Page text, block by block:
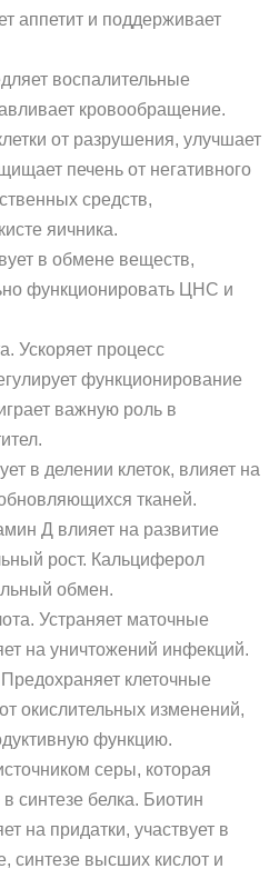
аппетит и поддерживает
воспалительные
кровообращение.
от разрушения, улучшает
печень от негативного
средств,
яичника.
в обмене веществ,
функционировать ЦНС и
Ускоряет процесс
функционирование
важную роль в
в делении клеток, влияет на
тканей.
Д влияет на развитие
рост. Кальциферол
обмен.
Устраняет маточные
на уничтожений инфекций.
клеточные
окислительных изменений,
функцию.
серы, которая
синтезе белка. Биотин
на придатки, участвует в
синтезе высших кислот и